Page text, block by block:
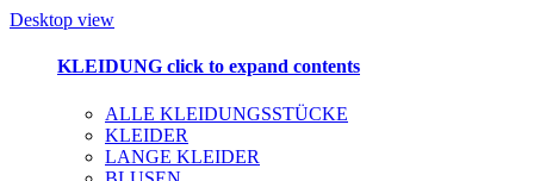
Desktop view
KLEIDUNG click to expand contents
ALLE KLEIDUNGSSTÜCKE
KLEIDER
LANGE KLEIDER